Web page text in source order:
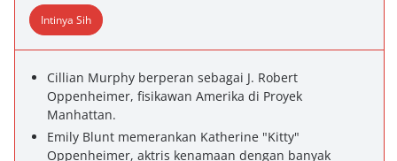
Intinya Sih
Cillian Murphy berperan sebagai J. Robert
Oppenheimer, fisikawan Amerika di Proyek
Manhattan.
Emily Blunt memerankan Katherine "Kitty"
Oppenheimer, aktris kenamaan dengan banyak